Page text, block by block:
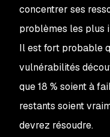
concentrer ses
problèmes les plus
Il est fort probable
vulnérabilités
que 18 % soient à
restants soient
devrez résoudre.